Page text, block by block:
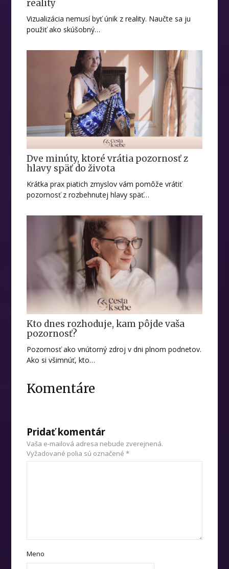
reality
Vizualizácia nemusí byť únik z reality. Naučte sa ju
použiť ako skúšobný…
Dve minúty, ktoré vrátia pozornosť z
hlavy späť do života
Krátka prax piatich zmyslov vám pomôže vrátiť
pozornosť z rozbehnutej hlavy späť…
Kto dnes rozhoduje, kam pôjde vaša
pozornosť?
Pozornosť ako vnútorný zdroj v dni plnom podnetov.
Ako si všimnúť, kto…
Komentáre
Pridať komentár
Vaša e-mailová adresa nebude zverejnená.
Vyžadované polia sú označené*
Meno